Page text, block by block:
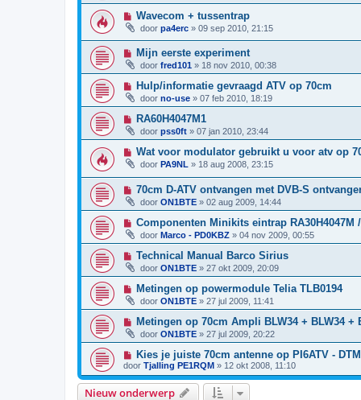
Wavecom + tussentrap
door pa4erc » 09 sep 2010, 21:15
Mijn eerste experiment
door fred101 » 18 nov 2010, 00:38
Hulp/informatie gevraagd ATV op 70cm
door no-use » 07 feb 2010, 18:19
RA60H4047M1
door pss0ft » 07 jan 2010, 23:44
Wat voor modulator gebruikt u voor atv op
door PA9NL » 18 aug 2008, 23:15
70cm D-ATV ontvangen met DVB-S
door ON1BTE » 02 aug 2009, 14:44
Componenten Minikits eintrap RA30H4047M /
door Marco - PD0KBZ » 04 nov 2009, 00:55
Technical Manual Barco Sirius
door ON1BTE » 27 okt 2009, 20:09
Metingen op powermodule Telia TLB0194
door ON1BTE » 27 jul 2009, 11:41
Metingen op 70cm Ampli BLW34 + BLW34 +
door ON1BTE » 27 jul 2009, 20:22
Kies je juiste 70cm antenne op PI6ATV -
door Tjalling PE1RQM » 12 okt 2008, 11:10
Nieuw onderwerp